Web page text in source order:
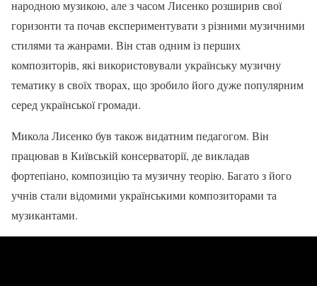
народною музикою, але з часом Лисенко розширив свої
горизонти та почав експериментувати з різними музичними
стилями та жанрами. Він став одним із перших
композиторів, які використовували українську музичну
тематику в своїх творах, що зробило його дуже популярним
серед української громади.
Микола Лисенко був також видатним педагогом. Він
працював в Київській консерваторії, де викладав
фортепіано, композицію та музичну теорію. Багато з його
учнів стали відомими українськими композиторами та
музикантами.